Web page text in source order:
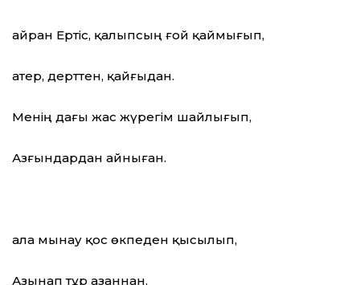
Қайран Ертіс, қалыпсың ғой қаймығып,
Қатер, дерттен, қайғыдан.
Менің дағы жас жүрегім шайлығып,
Азғындардан айныған.
Қала мынау қос өкпеден қысылып,
Азынап тұр азаннан.